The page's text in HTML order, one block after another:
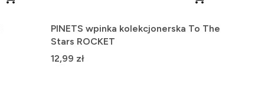
PINETS wpinka kolekcjonerska To The
Stars ROCKET
Cena
12,99 zł